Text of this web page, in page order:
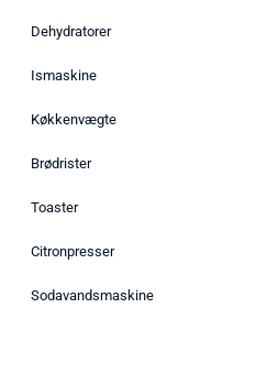
Dehydratorer
Ismaskine
Køkkenvægte
Brødrister
Toaster
Citronpresser
Sodavandsmaskine